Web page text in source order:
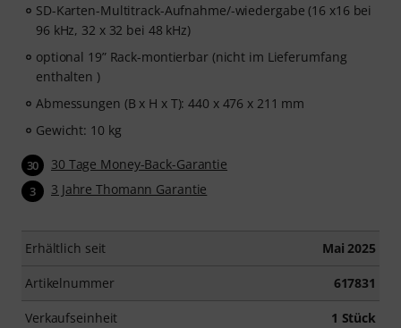
SD-Karten-Multitrack-Aufnahme/-wiedergabe (16 x16 bei
96 kHz, 32 x 32 bei 48 kHz)
optional 19” Rack-montierbar (nicht im Lieferumfang
enthalten )
Abmessungen (B x H x T): 440 x 476 x 211 mm
Gewicht: 10 kg
30 30 Tage Money-Back-Garantie
3 3 Jahre Thomann Garantie
Erhältlich seit Mai 2025
Artikelnummer 617831
Verkaufseinheit 1 Stück